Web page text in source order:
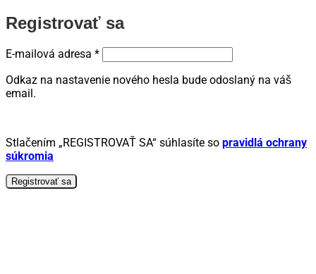
Registrovať sa
E-mailová adresa *Povinné
Odkaz na nastavenie nového hesla bude odoslaný na váš
email.
Stlačením „REGISTROVAŤ SA“ súhlasíte so pravidlá ochrany
súkromia
Registrovať sa